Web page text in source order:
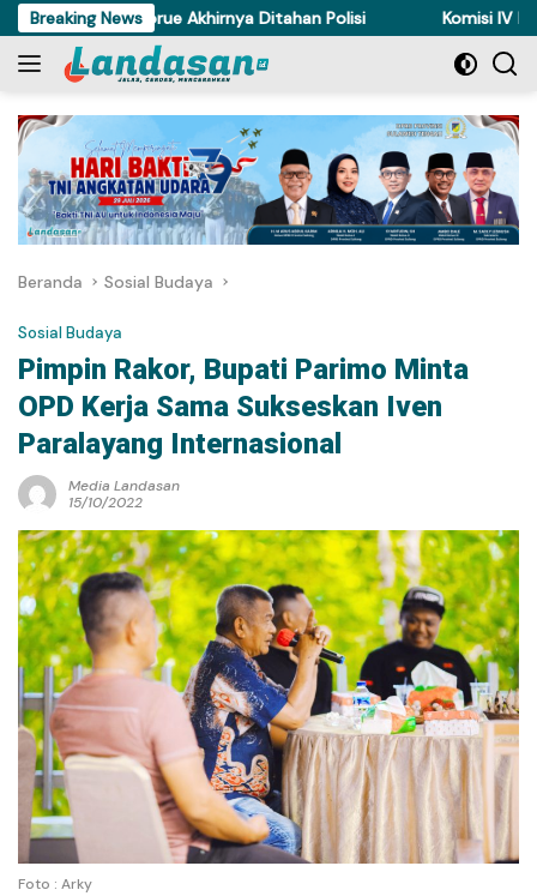
Langsung
ke
konten
Breaking News
Ayam di Torue Akhirnya Ditahan Polisi Komisi IV DPRD
Beranda Sosial Budaya
Sosial Budaya
Pimpin Rakor, Bupati Parimo Minta
OPD Kerja Sama Sukseskan Iven
Paralayang Internasional
Media Landasan
15/10/2022
Foto : Arky